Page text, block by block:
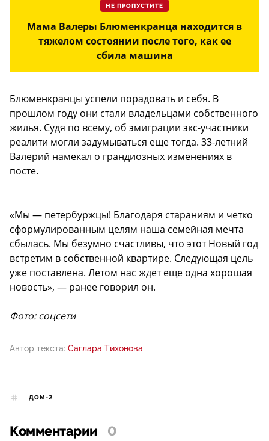
НЕ ПРОПУСТИТЕ
Мама Валеры Блюменкранца находится в
тяжелом состоянии после того, как ее
сбила машина
Блюменкранцы успели порадовать и себя. В
прошлом году они стали владельцами собственного
жилья. Судя по всему, об эмиграции экс-участники
реалити могли задумываться еще тогда. 33-летний
Валерий намекал о грандиозных изменениях в
посте.
«Мы — петербуржцы! Благодаря стараниям и четко
сформулированным целям наша семейная мечта
сбылась. Мы безумно счастливы, что этот Новый год
встретим в собственной квартире. Следующая цель
уже поставлена. Летом нас ждет еще одна хорошая
новость», — ранее говорил он.
Фото: соцсети
Автор текста: Саглара Тихонова
ДОМ-2
Комментарии 0